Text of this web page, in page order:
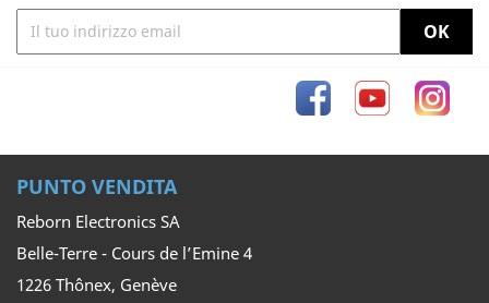
FacebookYouTube
PUNTO VENDITA
Reborn Electronics SA
Belle-Terre - Cours de l’Emine 4
1226 Thônex, Genève